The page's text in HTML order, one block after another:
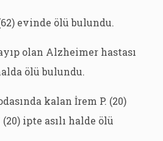
evinde ölü bulundu.
olan Alzheimer hastası
ölü bulundu.
kalan İrem P. (20)
ipte asılı halde ölü